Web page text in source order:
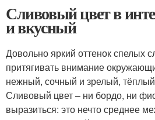
Сливовый цвет в
и вкусный
Довольно яркий оттенок спелых
притягивать внимание
нежный, сочный и зрелый,
Сливовый цвет – ни бордо, ни
выразиться: это нечто среднее